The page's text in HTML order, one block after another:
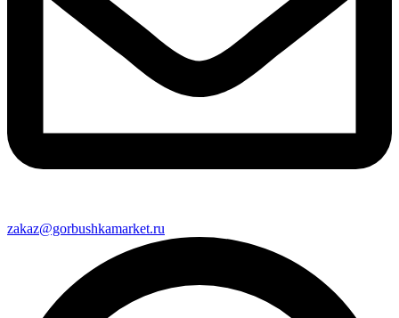
zakaz@gorbushkamarket.ru